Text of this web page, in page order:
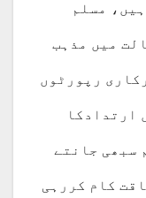
مسلم
میں مذہب
رپورٹوں
ارتدادکا
سبھی جانتے
کام کررہی